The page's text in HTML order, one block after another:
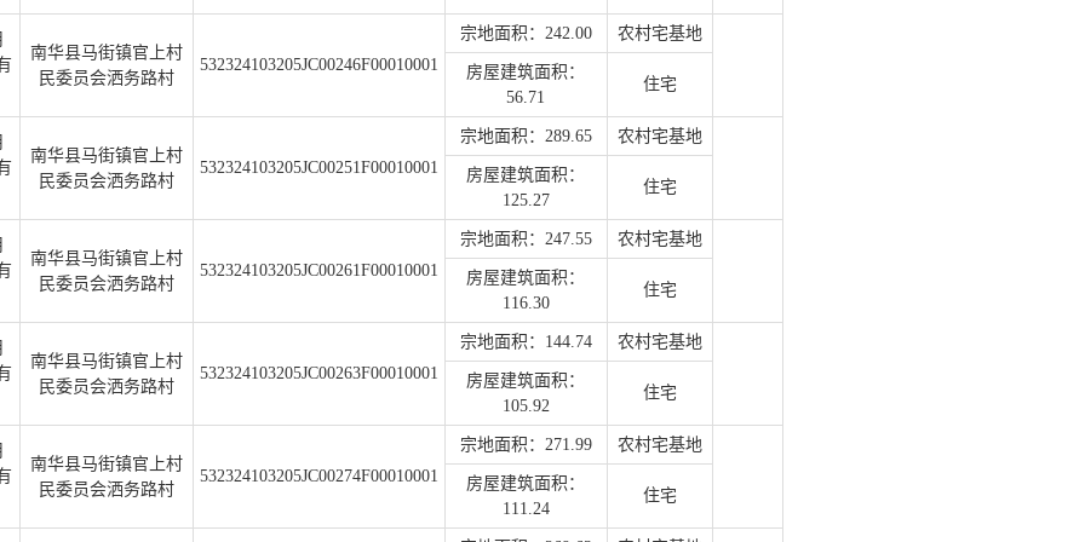
南华县马街镇官上村
民委员会洒务路村
532324103205JC00246F00010001
宗地面积：242.00 农村宅基地
房屋建筑面积：
56.71
住宅
南华县马街镇官上村
民委员会洒务路村
532324103205JC00251F00010001
宗地面积：289.65 农村宅基地
房屋建筑面积：
125.27
住宅
南华县马街镇官上村
民委员会洒务路村
532324103205JC00261F00010001
宗地面积：247.55 农村宅基地
房屋建筑面积：
116.30
住宅
南华县马街镇官上村
民委员会洒务路村
532324103205JC00263F00010001
宗地面积：144.74 农村宅基地
房屋建筑面积：
105.92
住宅
南华县马街镇官上村
民委员会洒务路村
532324103205JC00274F00010001
宗地面积：271.99 农村宅基地
房屋建筑面积：
111.24
住宅